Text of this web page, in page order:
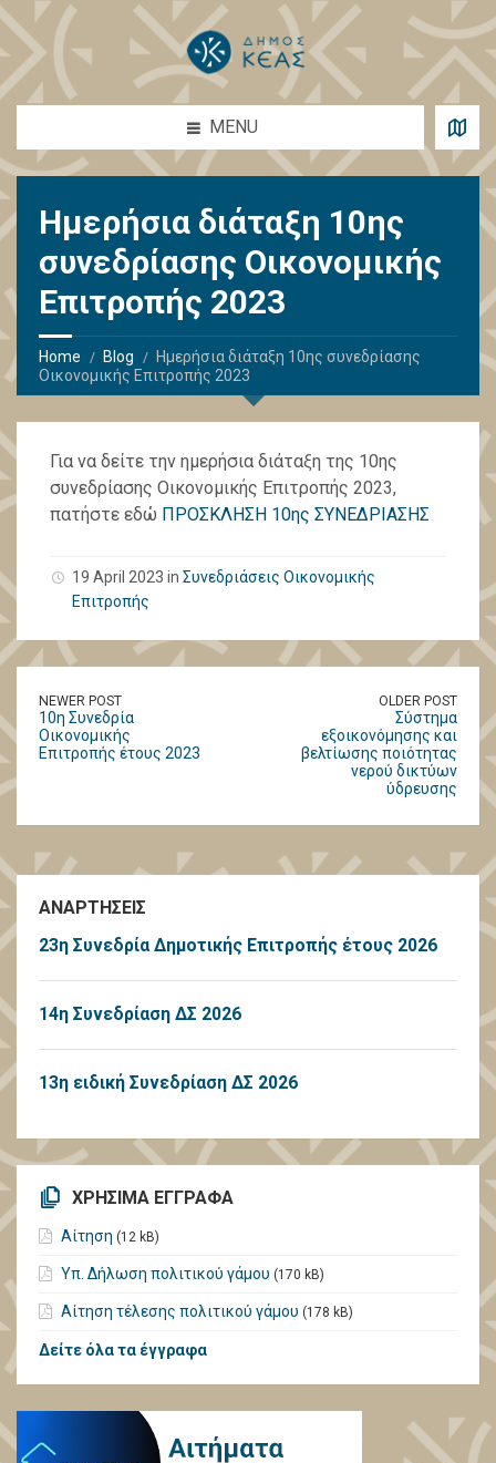
MENU
Ημερήσια διάταξη 10ης
συνεδρίασης Οικονομικής
Επιτροπής 2023
Home Blog
Ημερήσια διάταξη 10ης συνεδρίασης
Οικονομικής Επιτροπής 2023
Για να δείτε την ημερήσια διάταξη της 10ης
συνεδρίασης Οικονομικής Επιτροπής 2023,
πατήστε εδώ ΠΡΟΣΚΛΗΣΗ 10ης ΣΥΝΕΔΡΙΑΣΗΣ
19 April 2023 in Συνεδριάσεις Οικονομικής
Επιτροπής
NEWER POST
10η Συνεδρία
Οικονομικής
Επιτροπής έτους 2023
OLDER POST
Σύστημα
εξοικονόμησης και
βελτίωσης ποιότητας
νερού δικτύων
ύδρευσης
ΑΝΑΡΤΗΣΕΙΣ
23η Συνεδρία Δημοτικής Επιτροπής έτους 2026
14η Συνεδρίαση ΔΣ 2026
13η ειδική Συνεδρίαση ΔΣ 2026
ΧΡΗΣΙΜΑ ΕΓΓΡΑΦΑ
Αίτηση (12 kB)
Υπ. Δήλωση πολιτικού γάμου (170 kB)
Αίτηση τέλεσης πολιτικού γάμου (178 kB)
Δείτε όλα τα έγγραφα